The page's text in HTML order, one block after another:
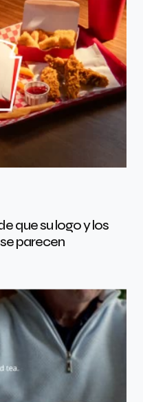
que su logo y los
parecen